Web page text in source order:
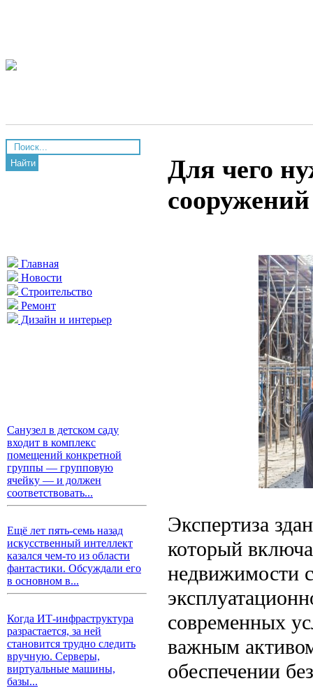
Найти
Главная
Новости
Строительство
Ремонт
Дизайн и интерьер
Санузел в детском саду
входит в комплекс
помещений конкретной
группы — групповую
ячейку — и должен
соответствовать...
Ещё лет пять-семь назад
искусственный интеллект
казался чем-то из области
фантастики. Обсуждали его
в основном в...
Когда ИТ-инфраструктура
разрастается, за ней
становится трудно следить
вручную. Серверы,
виртуальные машины,
базы...
Для чего
сооружений
Экспертиза
который
недвижимости
современных
важным
обеспечении